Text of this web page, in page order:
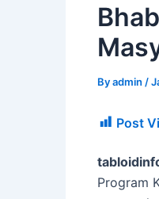
Byadmin /
Post
Program